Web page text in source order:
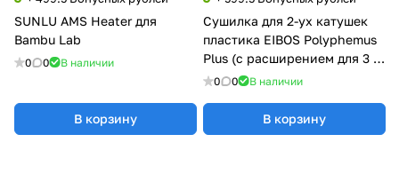
SUNLU AMS Heater для
Bambu Lab
0 0 В наличии
В корзину
Сушилка для 2-ух катушек
пластика EIBOS Polyphemus
Plus (с расширением для 3 кг
катушки)
0 0 В наличии
В корзину